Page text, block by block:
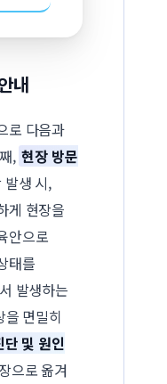
내
로 다음과
, 현장 방문
발생 시,
게 현장을
안으로
태를
발생하는
을 면밀히
및 원인
으로 옮겨